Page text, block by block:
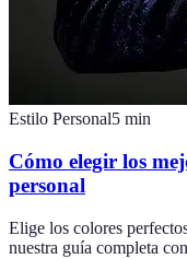
Estilo Personal5 min
Cómo elegir los
personal
Elige los colores
nuestra guía completa